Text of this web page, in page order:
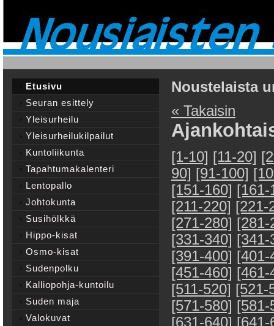
Noustelaista
« Takaisin
[1-10] [11-20]
90] [91-100]
[151-160] [161-
[211-220] [221-
[271-280] [281-
[331-340] [341-
[391-400] [401-
[451-460] [461-
[511-520] [521-
[571-580] [581-
[631-640] [641-
Etusivu
Seuran esittely
Yleisurheilu
Yleisurheilukilpailut
Kuntoliikunta
Tapahtumakalenteri
Lentopallo
Johtokunta
Susihölkkä
Hippo-kisat
Osmo-kisat
Sudenpolku
Kalliopohja-kuntoilu
Suden maja
Valokuvat